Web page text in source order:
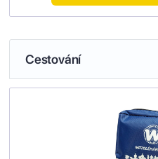
Cestování